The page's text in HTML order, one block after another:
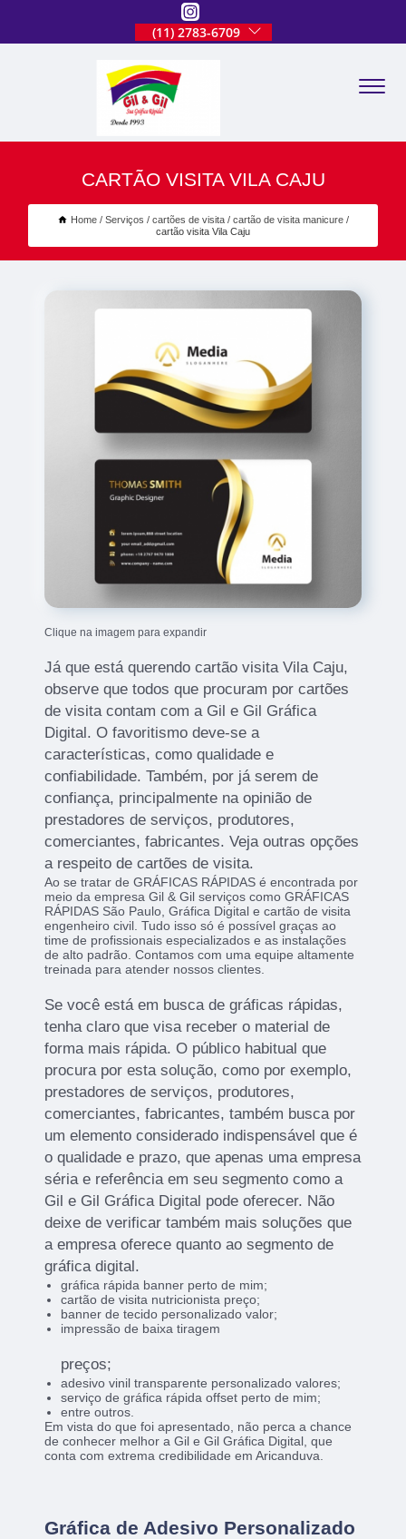
(11) 2783-6709
CARTÃO VISITA VILA CAJU
Home Serviços cartões de visita
cartão de visita manicure
cartão visita Vila Caju
Clique na imagem para expandir
Já que está querendo cartão visita Vila Caju,
observe que todos que procuram por cartões
de visita contam com a Gil e Gil Gráfica
Digital. O favoritismo deve-se a
características, como qualidade e
confiabilidade. Também, por já serem de
confiança, principalmente na opinião de
prestadores de serviços, produtores,
comerciantes, fabricantes. Veja outras opções
a respeito de cartões de visita.
Ao se tratar de GRÁFICAS RÁPIDAS é encontrada por
meio da empresa Gil & Gil serviços como GRÁFICAS
RÁPIDAS São Paulo, Gráfica Digital e cartão de visita
engenheiro civil. Tudo isso só é possível graças ao
time de profissionais especializados e as instalações
de alto padrão. Contamos com uma equipe altamente
treinada para atender nossos clientes.
Se você está em busca de gráficas rápidas,
tenha claro que visa receber o material de
forma mais rápida. O público habitual que
procura por esta solução, como por exemplo,
prestadores de serviços, produtores,
comerciantes, fabricantes, também busca por
um elemento considerado indispensável que é
o qualidade e prazo, que apenas uma empresa
séria e referência em seu segmento como a
Gil e Gil Gráfica Digital pode oferecer. Não
deixe de verificar também mais soluções que
a empresa oferece quanto ao segmento de
gráfica digital.
gráfica rápida banner perto de mim;
cartão de visita nutricionista preço;
banner de tecido personalizado valor;
impressão de baixa tiragem
preços;
adesivo vinil transparente personalizado valores;
serviço de gráfica rápida offset perto de mim;
entre outros.
Em vista do que foi apresentado, não perca a chance
de conhecer melhor a Gil e Gil Gráfica Digital, que
conta com extrema credibilidade em Aricanduva.
Gráfica de Adesivo Personalizado